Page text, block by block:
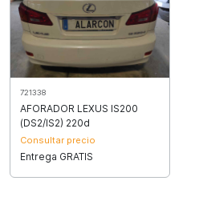
721338
AFORADOR LEXUS IS200
(DS2/IS2) 220d
Consultar precio
Entrega GRATIS